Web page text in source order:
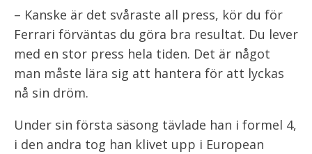
– Kanske är det svåraste all press, kör du för
Ferrari förväntas du göra bra resultat. Du lever
med en stor press hela tiden. Det är något
man måste lära sig att hantera för att lyckas
nå sin dröm.
Under sin första säsong tävlade han i formel 4,
i den andra tog han klivet upp i European